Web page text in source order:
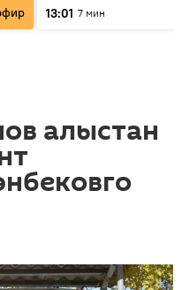
13:01 7 мин
алыстан